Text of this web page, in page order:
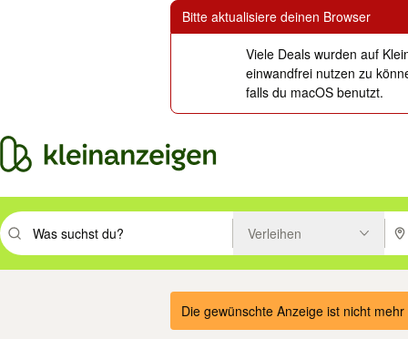
Bitte aktualisiere deinen Browser
Viele Deals wurden auf
einwandfrei nutzen zu
falls du macOS benutzt.
Suchbegriff eingeben. Eingabetaste drücken um zu suchen, oder
Verleihen
Die gewünschte Anzeige ist nicht